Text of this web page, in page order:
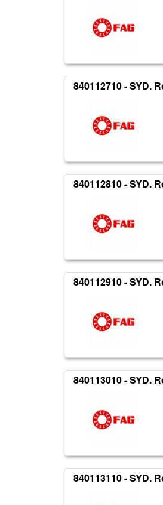
840112710 - SYD.
840112810 - SYD.
840112910 - SYD.
840113010 - SYD.
840113110 - SYD.